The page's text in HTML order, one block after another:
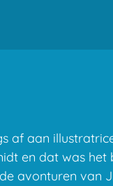
af aan
en dat was
avonturen van